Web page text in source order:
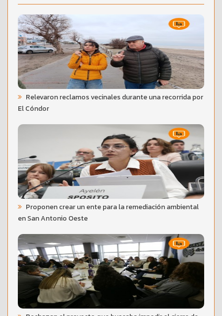
Relevaron reclamos vecinales durante una recorrida por
El Cóndor
Proponen crear un ente para la remediación ambiental
en San Antonio Oeste